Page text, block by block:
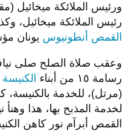
ورئيس الملائكة ميخائيل
رئيس الملائكة ميخائيل، وكذلك
القمص أنطونيوس يونان
وعقب صلاة الصلح صلى
رسامة ١٥ من أبناء
الكنيسة
(مرتل)، للخدمة بالكنيسة،
لخدمة المذبح بها، هذا وهنأ
القمص أبرآم نور كاهن